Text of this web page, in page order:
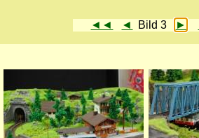
◄◄ ◄ Bild 3 ►